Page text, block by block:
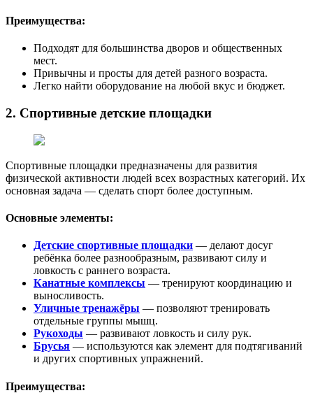
Преимущества:
Подходят для большинства дворов и общественных
мест.
Привычны и просты для детей разного возраста.
Легко найти оборудование на любой вкус и бюджет.
2. Спортивные детские площадки
Спортивные площадки предназначены для развития
физической активности людей всех возрастных категорий. Их
основная задача — сделать спорт более доступным.
Основные элементы:
Детские спортивные площадки — делают досуг
ребёнка более разнообразным, развивают силу и
ловкость с раннего возраста.
Канатные комплексы — тренируют координацию и
выносливость.
Уличные тренажёры — позволяют тренировать
отдельные группы мышц.
Рукоходы — развивают ловкость и силу рук.
Брусья — используются как элемент для подтягиваний
и других спортивных упражнений.
Преимущества: